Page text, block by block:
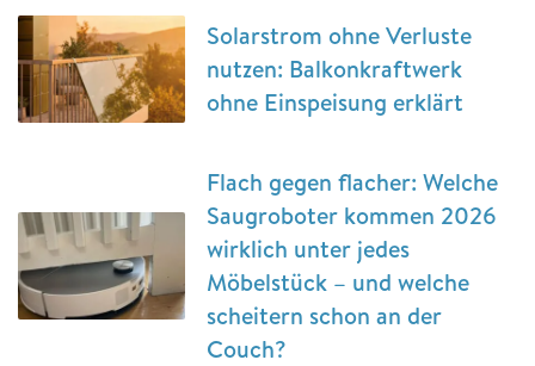
Solarstrom ohne Verluste
nutzen: Balkonkraftwerk
ohne Einspeisung erklärt
Flach gegen flacher: Welche
Saugroboter kommen 2026
wirklich unter jedes
Möbelstück – und welche
scheitern schon an der
Couch?